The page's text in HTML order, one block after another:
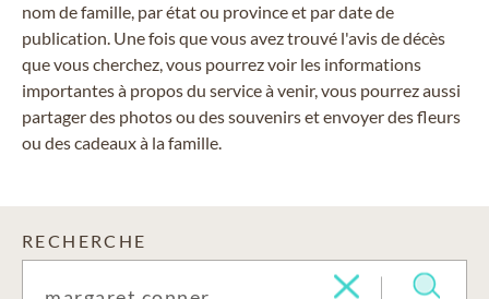
nom de famille, par état ou province et par date de
publication. Une fois que vous avez trouvé l'avis de décès
que vous cherchez, vous pourrez voir les informations
importantes à propos du service à venir, vous pourrez aussi
partager des photos ou des souvenirs et envoyer des fleurs
ou des cadeaux à la famille.
RECHERCHE